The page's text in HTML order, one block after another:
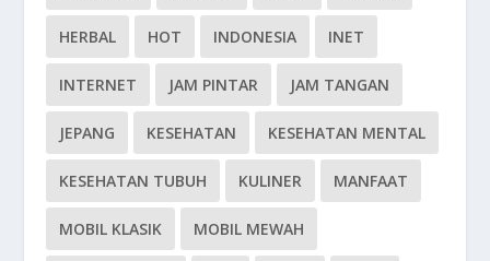
HERBAL HOT INDONESIA INET
INTERNET JAM PINTAR JAM TANGAN
JEPANG KESEHATAN KESEHATAN MENTAL
KESEHATAN TUBUH KULINER MANFAAT
MOBIL KLASIK MOBIL MEWAH